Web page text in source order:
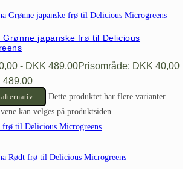
Grønne japanske frø til Delicious
- DKK 489,00Prisområde: DKK 40,00
489,00
Dette produktet har flere varianter.
kan velges på produktsiden